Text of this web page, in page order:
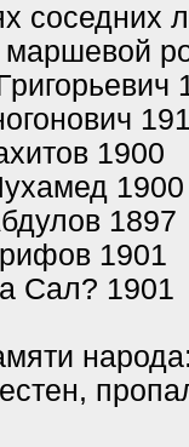
соседних
1900
1900
1897
1901
Сал? 1901